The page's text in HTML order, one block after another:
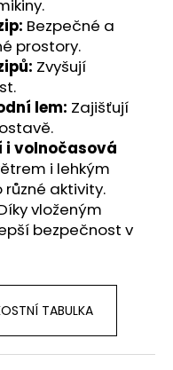
Bezpečné a
prostory.
Zvyšují
lem: Zajišťují
i volnočasová
i lehkým
aktivity.
vloženým
bezpečnost v
TABULKA